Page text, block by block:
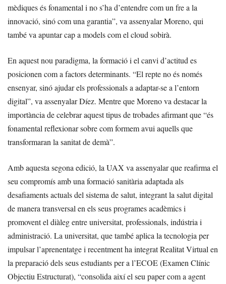
mèdiques és fonamental i no s’ha d’entendre com un fre a la
innovació, sinó com una garantia”, va assenyalar Moreno, qui
també va apuntar cap a models com el cloud sobirà.
En aquest nou paradigma, la formació i el canvi d’actitud es
posicionen com a factors determinants. “El repte no és només
ensenyar, sinó ajudar els professionals a adaptar-se a l’entorn
digital”, va assenyalar Díez. Mentre que Moreno va destacar la
importància de celebrar aquest tipus de trobades afirmant que “és
fonamental reflexionar sobre com formem avui aquells que
transformaran la sanitat de demà”.
Amb aquesta segona edició, la UAX va assenyalar que reafirma el
seu compromís amb una formació sanitària adaptada als
desafiaments actuals del sistema de salut, integrant la salut digital
de manera transversal en els seus programes acadèmics i
promovent el diàleg entre universitat, professionals, indústria i
administració. La universitat, que també aplica la tecnologia per
impulsar l’aprenentatge i recentment ha integrat Realitat Virtual en
la preparació dels seus estudiants per a l’ECOE (Examen Clínic
Objectiu Estructurat), “consolida així el seu paper com a agent